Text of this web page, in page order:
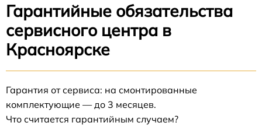
Гарантийные обязательства
сервисного центра в
Красноярске
Гарантия от сервиса: на смонтированные
комплектующие — до 3 месяцев.
Что считается гарантийным случаем?